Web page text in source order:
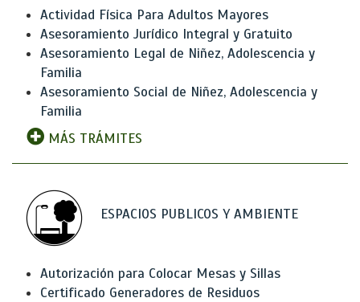
Actividad Física Para Adultos Mayores
Asesoramiento Jurídico Integral y Gratuito
Asesoramiento Legal de Niñez, Adolescencia y
Familia
Asesoramiento Social de Niñez, Adolescencia y
Familia
MÁS TRÁMITES
ESPACIOS PUBLICOS Y AMBIENTE
Autorización para Colocar Mesas y Sillas
Certificado Generadores de Residuos